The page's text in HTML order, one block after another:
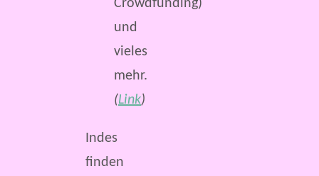
Crowdfunding)
und
vieles
mehr.
(Link)
Indes
finden